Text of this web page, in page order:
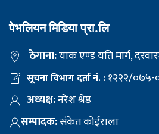
पेभलियन मिडिया प्रा.लि
ठेगाना:याक एण्ड यति मार्ग,
सूचना विभाग दर्ता नं. :१२२२/०७५-
अध्यक्ष:नरेश श्रेष्ठ
सम्पादक:संकेत कोईराला